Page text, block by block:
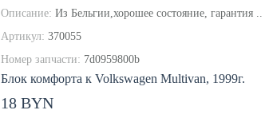
Блок комфорта к Volkswagen Multivan, 1999г.
Описание: Из Бельгии,хорошее состояние, гарантия ..
Артикул: 370055
Номер запчасти: 7d0959800b
18 BYN